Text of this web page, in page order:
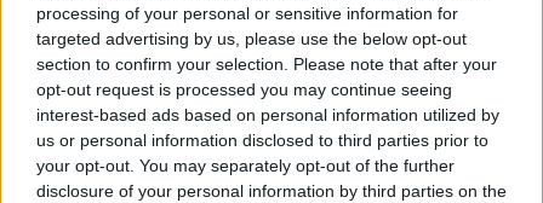
processing of your personal or sensitive information for
targeted advertising by us, please use the below opt-out
section to confirm your selection. Please note that after your
opt-out request is processed you may continue seeing
interest-based ads based on personal information utilized by
us or personal information disclosed to third parties prior to
your opt-out. You may separately opt-out of the further
disclosure of your personal information by third parties on the